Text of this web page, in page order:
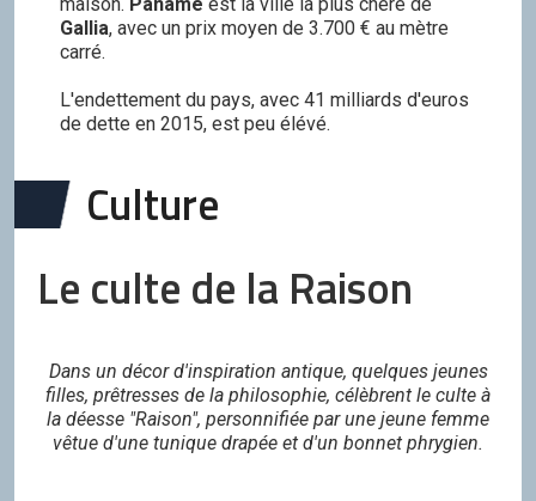
Gallia, avec un prix moyen de 3.700 € au mètre
carré.
L'endettement du pays, avec 41 milliards d'euros
de dette en 2015, est peu élévé.
Culture
Le culte de la Raison
Dans un décor d'inspiration antique, quelques jeunes
filles, prêtresses de la philosophie, célèbrent le culte à
la déesse "Raison", personnifiée par une jeune femme
vêtue d'une tunique drapée et d'un bonnet phrygien.